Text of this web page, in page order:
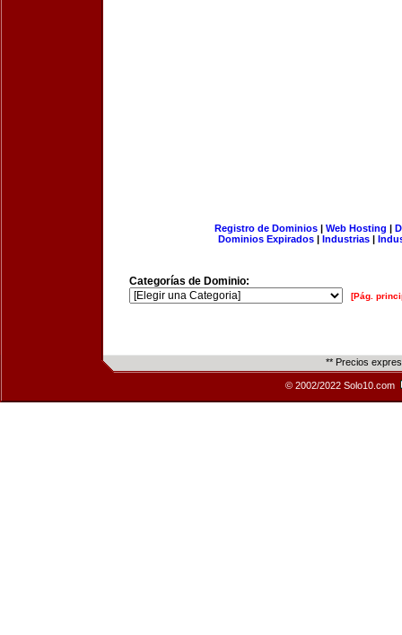
Registro de Dominios| Web Hosting |
Dominios Expirados | Industrias |
Categorías de Dominio:
[Pág.
** Precios
© 2002/2022 Solo10.com